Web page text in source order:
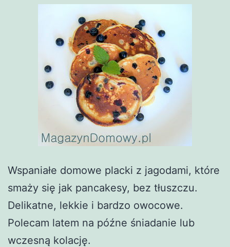
Wspaniałe domowe placki z jagodami, które
smaży się jak pancakesy, bez tłuszczu.
Delikatne, lekkie i bardzo owocowe.
Polecam latem na późne śniadanie lub
wczesną kolację.